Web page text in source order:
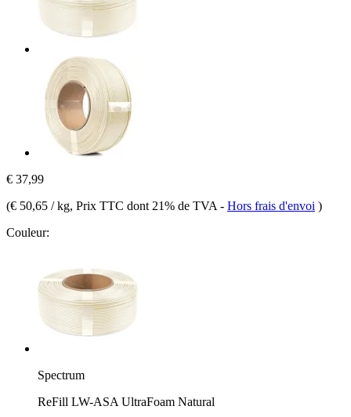
€ 37,99
(€ 50,65 / kg, Prix TTC dont 21% de TVA - Hors frais d'envoi )
Couleur:
Spectrum
ReFill LW-ASA UltraFoam Natural